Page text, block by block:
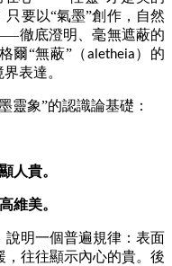
要以“氣墨”創作，自然
徹底澄明、毫無遮蔽的
爾“無蔽”（aletheia）的
表達。
靈象”的認識論基礎：
人貴。
維美。
說明一個普遍規律：表面
，往往顯示內心的貴。後